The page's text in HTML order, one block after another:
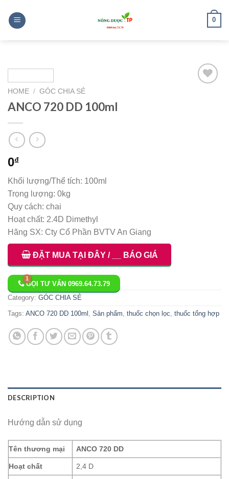
content
0
HOME / GÓC CHIA SẺ
ANCO 720 DD 100ml
0₫
Khối lượng/Thể tích: 100ml
Trọng lượng: 0kg
Quy cách: chai
Hoạt chất: 2.4D Dimethyl
Hãng SX: Cty Cổ Phần BVTV An Giang
ĐẶT MUA TẠI ĐÂY / __ BÁO GIÁ
GỌI TƯ VẤN 0969.64.73.79
Category: GÓC CHIA SẺ
Tags: ANCO 720 DD 100ml , Sản phẩm, thuốc chọn lọc, thuốc tổng hợp
DESCRIPTION
Hướng dẫn sử dụng
Tên thương mại ANCO 720 DD
Hoạt chất 2,4 D